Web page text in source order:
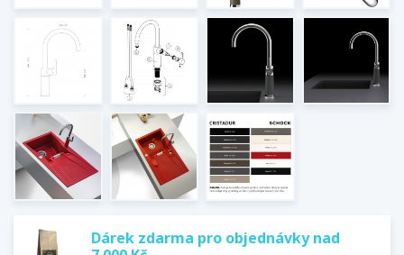
Dárek zdarma pro objednávky nad